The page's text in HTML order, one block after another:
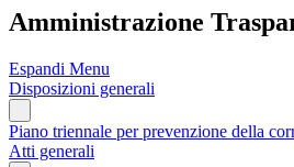
Amministrazione
Espandi Menu
Disposizioni generali
Piano triennale per prevenzione della
Atti generali